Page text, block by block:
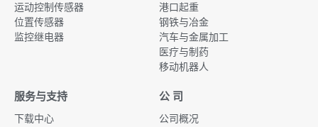
运动控制传感器
位置传感器
监控继电器
港口起重
钢铁与冶金
汽车与金属加工
医疗与制药
移动机器人
服务与支持
下载中心
公 司
公司概况